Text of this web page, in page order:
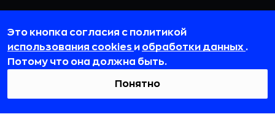
округ Даниловский, пр-кт Андропова, д. 18, к. 3
team@rb.ru
Это кнопка согласия с политикой
использования cookies и обработки данных .
Потому что она должна быть.
Понятно